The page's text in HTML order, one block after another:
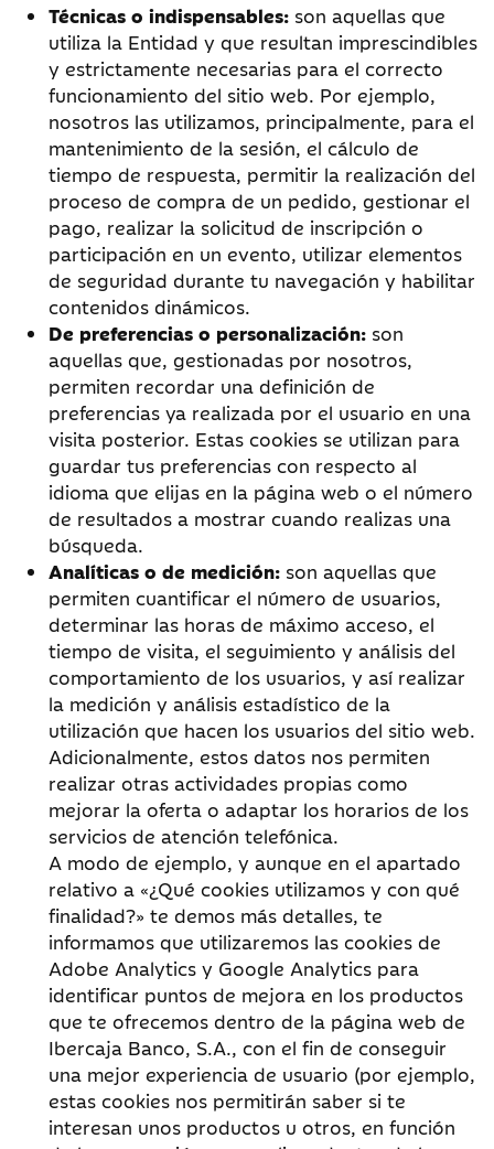
Técnicas o indispensables: son aquellas que
utiliza la Entidad y que resultan imprescindibles
y estrictamente necesarias para el correcto
funcionamiento del sitio web. Por ejemplo,
nosotros las utilizamos, principalmente, para el
mantenimiento de la sesión, el cálculo de
tiempo de respuesta, permitir la realización del
proceso de compra de un pedido, gestionar el
pago, realizar la solicitud de inscripción o
participación en un evento, utilizar elementos
de seguridad durante tu navegación y habilitar
contenidos dinámicos.
De preferencias o personalización: son
aquellas que, gestionadas por nosotros,
permiten recordar una definición de
preferencias ya realizada por el usuario en una
visita posterior. Estas cookies se utilizan para
guardar tus preferencias con respecto al
idioma que elijas en la página web o el número
de resultados a mostrar cuando realizas una
búsqueda.
Analíticas o de medición: son aquellas que
permiten cuantificar el número de usuarios,
determinar las horas de máximo acceso, el
tiempo de visita, el seguimiento y análisis del
comportamiento de los usuarios, y así realizar
la medición y análisis estadístico de la
utilización que hacen los usuarios del sitio web.
Adicionalmente, estos datos nos permiten
realizar otras actividades propias como
mejorar la oferta o adaptar los horarios de los
servicios de atención telefónica.
A modo de ejemplo, y aunque en el apartado
relativo a «¿Qué cookies utilizamos y con qué
finalidad?» te demos más detalles, te
informamos que utilizaremos las cookies de
Adobe Analytics y Google Analytics para
identificar puntos de mejora en los productos
que te ofrecemos dentro de la página web de
Ibercaja Banco, S.A., con el fin de conseguir
una mejor experiencia de usuario (por ejemplo,
estas cookies nos permitirán saber si te
interesan unos productos u otros, en función